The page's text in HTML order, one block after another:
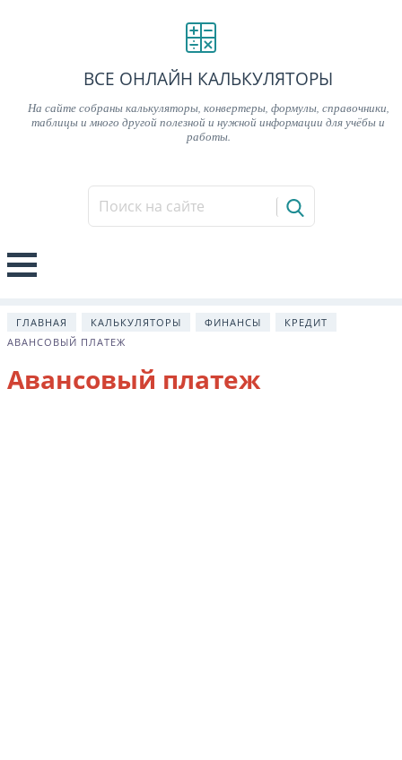
ВСЕ ОНЛАЙН КАЛЬКУЛЯТОРЫ
На сайте собраны калькуляторы, конвертеры, формулы, справочники,
таблицы и много другой полезной и нужной информации для учёбы и
работы.
ГЛАВНАЯ КАЛЬКУЛЯТОРЫ ФИНАНСЫ
КРЕДИТ
АВАНСОВЫЙ ПЛАТЕЖ
Авансовый платеж